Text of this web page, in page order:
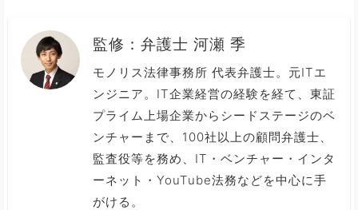
監修： 弁護士 河瀬 季
モノリス法律事務所 代表弁護士。元ITエ
ンジニア。IT企業経営の経験を経て、東証
プライム上場企業からシードステージのベ
ンチャーまで、100社以上の顧問弁護士、
監査役等を務め、IT・ベンチャー・インタ
ーネット・YouTube法務などを中心に手
がける。